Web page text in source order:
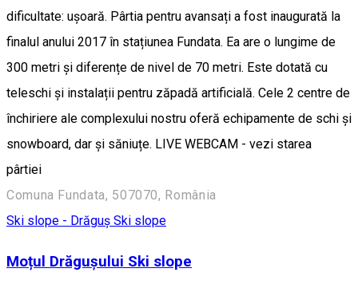
dificultate: ușoară. Pârtia pentru avansați a fost inaugurată la
finalul anului 2017 în stațiunea Fundata. Ea are o lungime de
300 metri și diferențe de nivel de 70 metri. Este dotată cu
teleschi și instalații pentru zăpadă artificială. Cele 2 centre de
închiriere ale complexului nostru oferă echipamente de schi și
snowboard, dar și săniuțe. LIVE WEBCAM - vezi starea
pârtiei
Comuna Fundata, 507070, România
Ski slope - Drăguș Ski slope
Moțul Drăgușului Ski slope